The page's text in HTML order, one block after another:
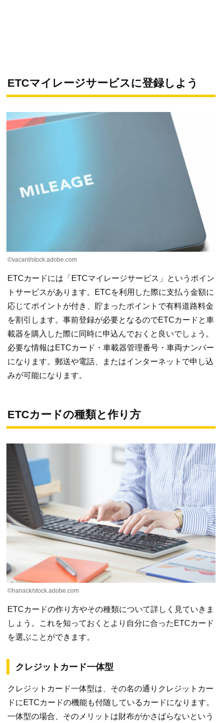
ETCマイレージサービスに登録しよう
©vacant/stock.adobe.com
ETCカードには「ETCマイレージサービス」というポイン
トサービスがあります。ETCを利用した際に支払う金額に
応じてポイントが付き、貯まったポイントで有料道路料金
を割引します。事前登録が必要となるのでETCカードと車
載器を購入した際に同時に申込んでおくと良いでしょう。
必要な情報はETCカード・車載器管理番号・車両ナンバー
になります。郵送や電話、またはインターネットで申し込
みが可能になります。
ETCカードの種類と作り方
©hanack/stock.adobe.com
ETCカードの作り方やその種類について詳しく見ていきま
しょう。これを知っておくとより自分に合ったETCカード
を選ぶことができます。
クレジットカード一体型
クレジットカード一体型は、その名の通りクレジットカー
ドにETCカードの機能も付随しているカードになります。
一体型の場合、そのメリットは財布がかさばらないという